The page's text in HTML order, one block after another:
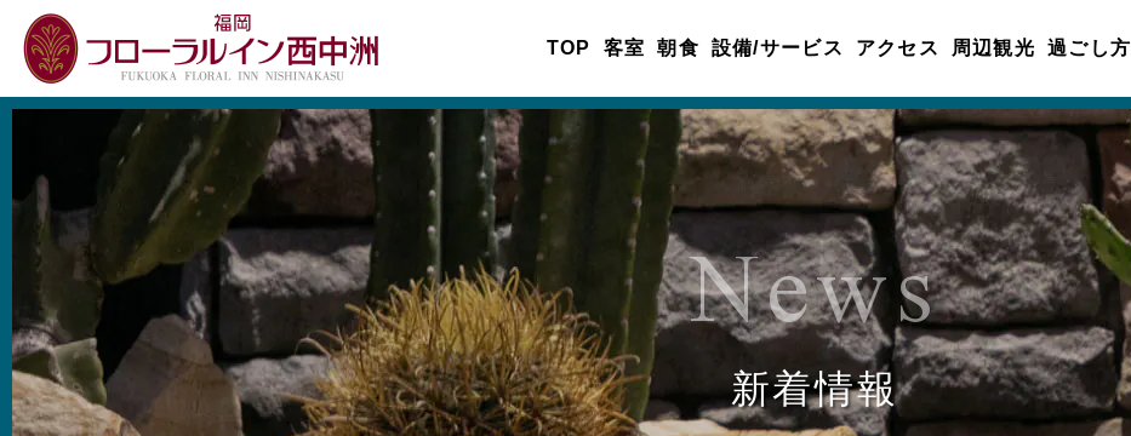
TOP 客室 朝食 設備/サービス アクセス 周辺観光 過ごし方
News
新着情報